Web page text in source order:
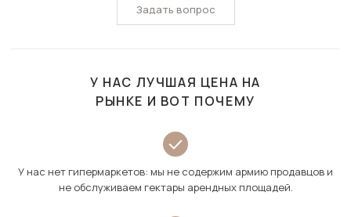
Задать вопрос
У НАС ЛУЧШАЯ ЦЕНА НА
РЫНКЕ И ВОТ ПОЧЕМУ
У нас нет гипермаркетов: мы не содержим армию продавцов и
не обслуживаем гектары арендных площадей.